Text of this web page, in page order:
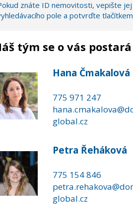
znáte ID nemovitosti, vepište
pole a potvrďte
tým se o vás postará
Hana Čmakalová
775 971 247
global.cz
Petra Řeháková
775 154 846
global.cz